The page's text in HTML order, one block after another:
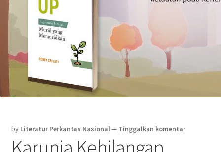
by Literatur Perkantas Nasional— Tinggalkan komentar